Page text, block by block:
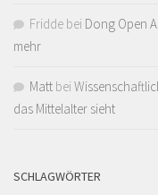
Fridde bei Dong Open
mehr
Matt bei
das Mittelalter sieht
SCHLAGWÖRTER